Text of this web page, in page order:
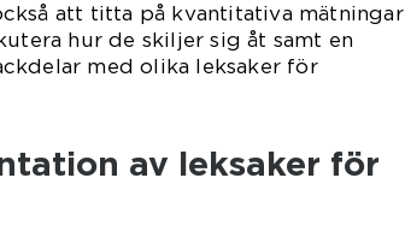
att titta på kvantitativa mätningar
hur de skiljer sig åt samt en
med olika leksaker för
av leksaker för